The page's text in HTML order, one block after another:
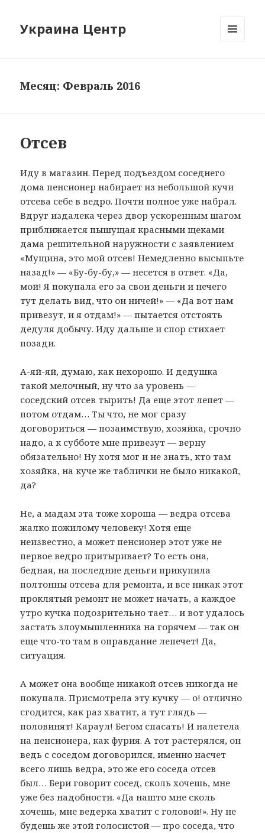
Украина Центр
Месяц: Февраль 2016
Отсев
Иду в магазин. Перед подъездом соседнего
дома пенсионер набирает из небольшой кучи
отсева себе в ведро. Почти полное уже набрал.
Вдруг издалека через двор ускоренным шагом
приближается пышущая красными щеками
дама решительной наружности с заявлением
«Мущина, это мой отсев! Немедленно высыпьте
назад!» — «Бу-бу-бу,» — несется в ответ. «Да,
мой! Я покупала его за свои деньги и нечего
тут делать вид, что он ничей!» — «Да вот нам
привезут, и я отдам!» — пытается отстоять
дедуля добычу. Иду дальше и спор стихает
позади.
А-яй-яй, думаю, как нехорошо. И дедушка
такой мелочный, ну что за уровень —
соседский отсев тырить! Да еще этот лепет —
потом отдам… Ты что, не мог сразу
договориться — позаимствую, хозяйка, срочно
надо, а к субботе мне привезут — верну
обязательно! Ну хотя мог и не знать, кто там
хозяйка, на куче же таблички не было никакой,
да?
Не, а мадам эта тоже хороша — ведра отсева
жалко пожилому человеку! Хотя еще
неизвестно, а может пенсионер этот уже не
первое ведро притыривает? То есть она,
бедная, на последние деньги прикупила
полтонны отсева для ремонта, и все никак этот
проклятый ремонт не может начать, а каждое
утро кучка подозрительно тает… и вот удалось
застать злоумышленника на горячем — так он
еще что-то там в оправдание лепечет! Да,
ситуация.
А может она вообще никакой отсев никогда не
покупала. Присмотрела эту кучку — о! отлично
сгодится, как раз хватит, а тут глядь —
половинят! Караул! Бегом спасать! И налетела
на пенсионера, как фурия. А тот растерялся, он
ведь с соседом договорился, именно насчет
всего лишь ведра, это же его соседа отсев
был… Бери говорит сосед, сколь хочешь, мне
уже без надобности. «Да нашто мне сколь
хочешь, мне ведерка хватит с головой!». Ну не
будешь же этой голосистой — про соседа, что